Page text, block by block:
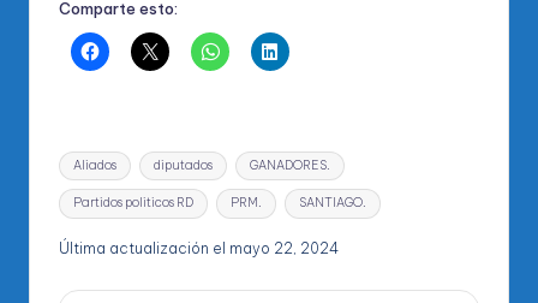
Comparte esto:
Etiquetas:
Aliados diputados GANADORES.
Partidos politicos RD PRM. SANTIAGO.
Última actualización el mayo 22, 2024